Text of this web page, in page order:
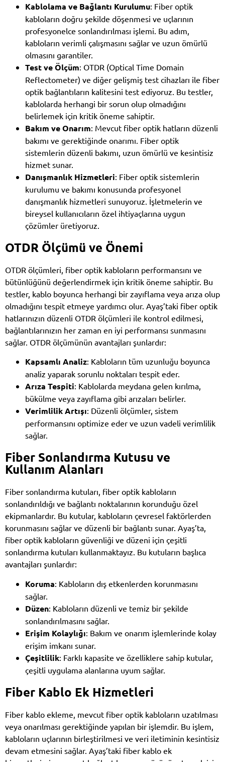
Kablolama ve Bağlantı Kurulumu: Fiber optik
kabloların doğru şekilde döşenmesi ve uçlarının
profesyonelce sonlandırılması işlemi. Bu adım,
kabloların verimli çalışmasını sağlar ve uzun ömürlü
olmasını garantiler.
Test ve Ölçüm: OTDR (Optical Time Domain
Reflectometer) ve diğer gelişmiş test cihazları ile fiber
optik bağlantıların kalitesini test ediyoruz. Bu testler,
kablolarda herhangi bir sorun olup olmadığını
belirlemek için kritik öneme sahiptir.
Bakım ve Onarım: Mevcut fiber optik hatların düzenli
bakımı ve gerektiğinde onarımı. Fiber optik
sistemlerin düzenli bakımı, uzun ömürlü ve kesintisiz
hizmet sunar.
Danışmanlık Hizmetleri: Fiber optik sistemlerin
kurulumu ve bakımı konusunda profesyonel
danışmanlık hizmetleri sunuyoruz. İşletmelerin ve
bireysel kullanıcıların özel ihtiyaçlarına uygun
çözümler üretiyoruz.
OTDR Ölçümü ve Önemi
OTDR ölçümleri, fiber optik kabloların performansını ve
bütünlüğünü değerlendirmek için kritik öneme sahiptir. Bu
testler, kablo boyunca herhangi bir zayıflama veya arıza olup
olmadığını tespit etmeye yardımcı olur. Ayaş’taki fiber optik
hatlarınızın düzenli OTDR ölçümleri ile kontrol edilmesi,
bağlantılarınızın her zaman en iyi performansı sunmasını
sağlar. OTDR ölçümünün avantajları şunlardır:
Kapsamlı Analiz: Kabloların tüm uzunluğu boyunca
analiz yaparak sorunlu noktaları tespit eder.
Arıza Tespiti: Kablolarda meydana gelen kırılma,
bükülme veya zayıflama gibi arızaları belirler.
Verimlilik Artışı: Düzenli ölçümler, sistem
performansını optimize eder ve uzun vadeli verimlilik
sağlar.
Fiber Sonlandırma Kutusu ve
Kullanım Alanları
Fiber sonlandırma kutuları, fiber optik kabloların
sonlandırıldığı ve bağlantı noktalarının korunduğu özel
ekipmanlardır. Bu kutular, kabloların çevresel faktörlerden
korunmasını sağlar ve düzenli bir bağlantı sunar. Ayaş’ta,
fiber optik kabloların güvenliği ve düzeni için çeşitli
sonlandırma kutuları kullanmaktayız. Bu kutuların başlıca
avantajları şunlardır:
Koruma: Kabloların dış etkenlerden korunmasını
sağlar.
Düzen: Kabloların düzenli ve temiz bir şekilde
sonlandırılmasını sağlar.
Erişim Kolaylığı: Bakım ve onarım işlemlerinde kolay
erişim imkanı sunar.
Çeşitlilik: Farklı kapasite ve özelliklere sahip kutular,
çeşitli uygulama alanlarına uyum sağlar.
Fiber Kablo Ek Hizmetleri
Fiber kablo ekleme, mevcut fiber optik kabloların uzatılması
veya onarılması gerektiğinde yapılan bir işlemdir. Bu işlem,
kabloların uçlarının birleştirilmesi ve veri iletiminin kesintisiz
devam etmesini sağlar. Ayaş’taki fiber kablo ek